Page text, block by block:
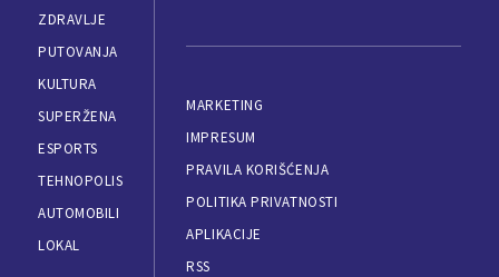
ZDRAVLJE
PUTOVANJA
KULTURA
SUPERŽENA
ESPORTS
TEHNOPOLIS
AUTOMOBILI
LOKAL
MARKETING
IMPRESUM
PRAVILA KORIŠĆENJA
POLITIKA PRIVATNOSTI
APLIKACIJE
RSS